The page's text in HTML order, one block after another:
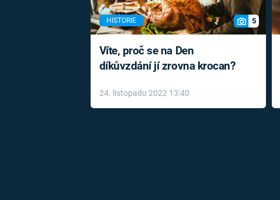
HISTORIE 5
Víte, proč se na Den
díkůvzdání jí zrovna krocan?
24. listopadu 2022 13:40